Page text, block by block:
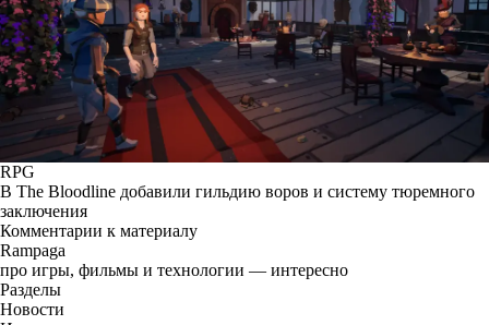
RPG
В The Bloodline добавили гильдию воров и систему тюремного
заключения
Комментарии к материалу
Rampaga
про игры, фильмы и технологии — интересно
Разделы
Новости